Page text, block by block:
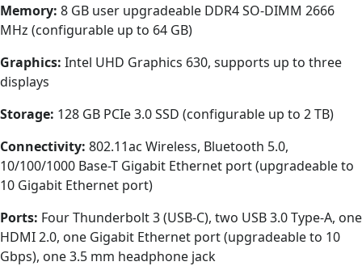
Memory: 8 GB user upgradeable DDR4 SO-DIMM 2666
MHz (configurable up to 64 GB)
Graphics: Intel UHD Graphics 630, supports up to three
displays
Storage: 128 GB PCIe 3.0 SSD (configurable up to 2 TB)
Connectivity: 802.11ac Wireless, Bluetooth 5.0,
10/100/1000 Base-T Gigabit Ethernet port (upgradeable to
10 Gigabit Ethernet port)
Ports: Four Thunderbolt 3 (USB-C), two USB 3.0 Type-A, one
HDMI 2.0, one Gigabit Ethernet port (upgradeable to 10
Gbps), one 3.5 mm headphone jack